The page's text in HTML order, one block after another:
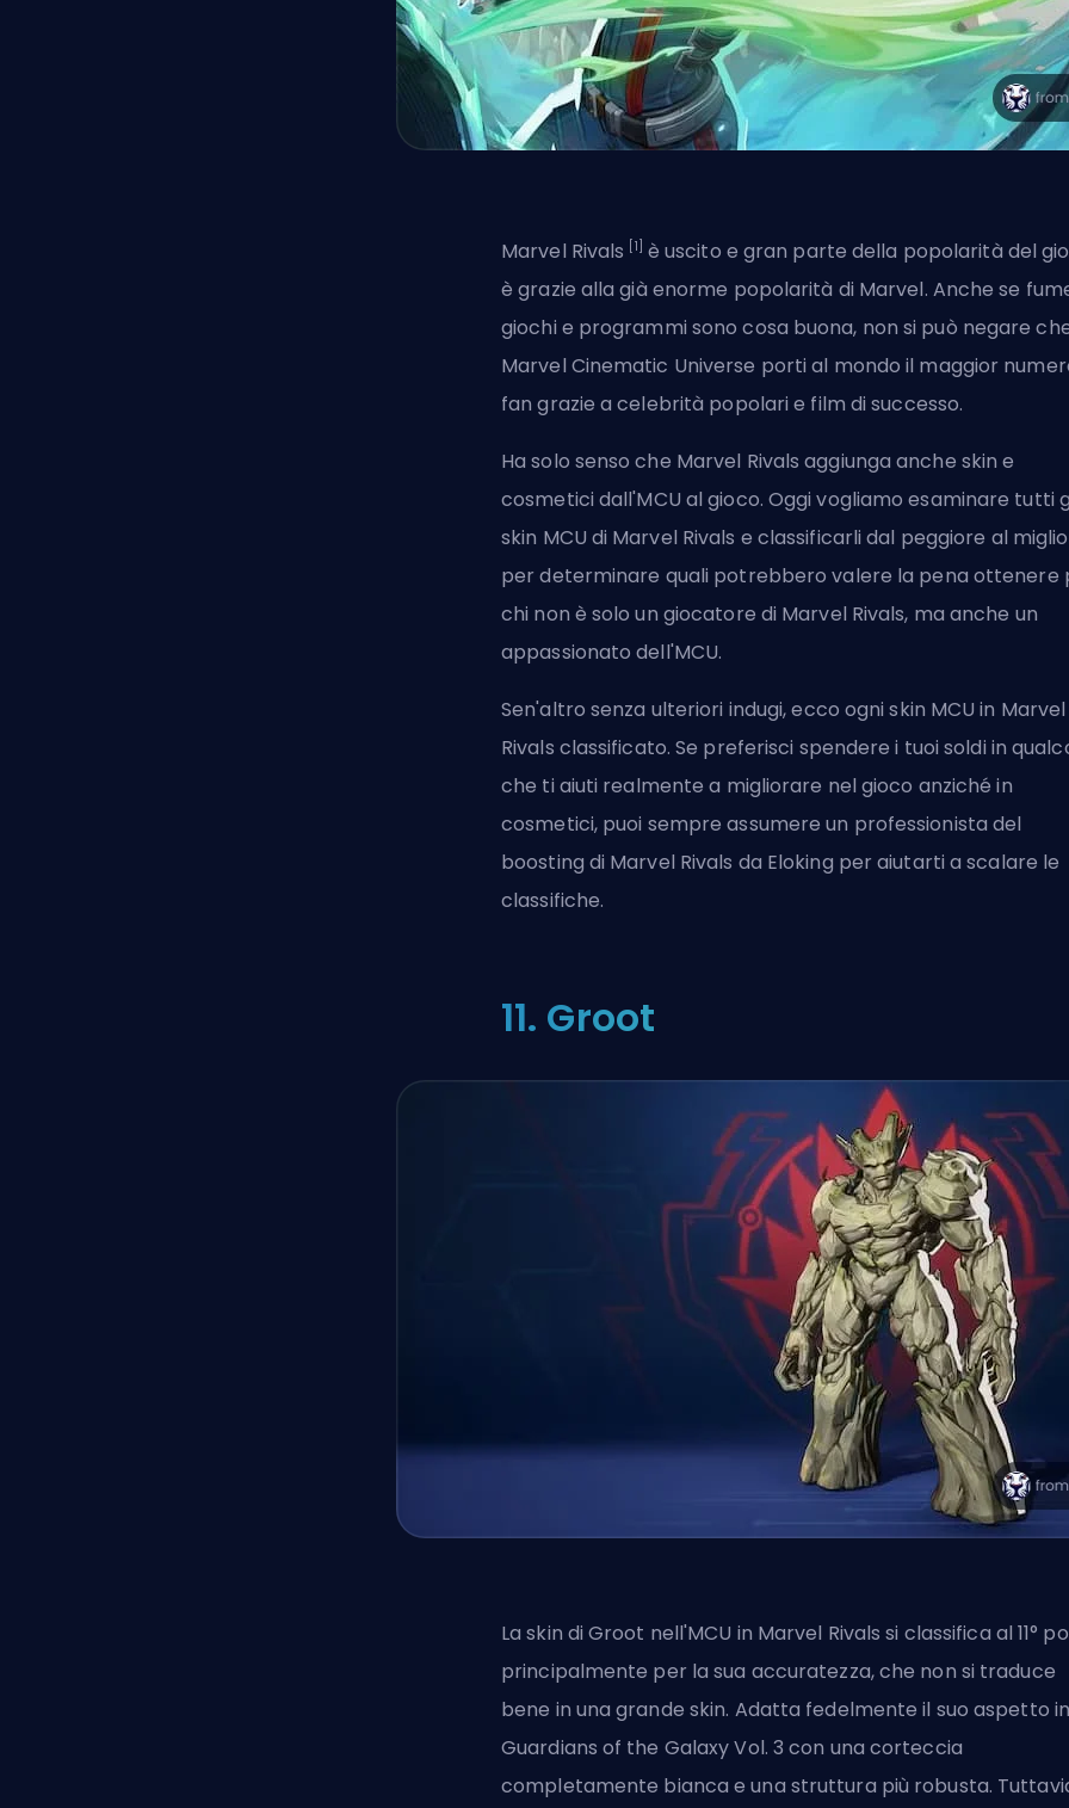
Marvel Rivals [1] è uscito e gran parte della popolarità del
è grazie alla già enorme popolarità di Marvel. Anche se
giochi e programmi sono cosa buona, non si può negare
Marvel Cinematic Universe porti al mondo il maggior
fan grazie a celebrità popolari e film di successo.
Ha solo senso che Marvel Rivals aggiunga anche skine
cosmetici dall'MCU al gioco. Oggi vogliamo esaminare tutti
skin MCU di Marvel Rivals e classificarli dal peggiore al
per determinare quali potrebbero valere la pena ottenere
chi non è solo un giocatore di Marvel Rivals, ma anche un
appassionato dell'MCU.
Sen'altro senza ulteriori indugi, ecco ogni skin MCU in Marvel
Rivals classificato. Se preferisci spendere i tuoi soldi in
che ti aiuti realmente a migliorare nel gioco anziché in
cosmetici, puoi sempreassumere un professionista del
boosting di Marvel Rivals da Eloking per aiutarti a scalare le
classifiche.
11. Groot
La skin di Groot nell'MCU in Marvel Rivals si classifica al 11°
principalmente per la sua accuratezza, che non si traduce
bene in una grande skin. Adatta fedelmente il suo aspetto in
Guardians of the Galaxy Vol. 3 con una corteccia
completamente bianca e una struttura più robusta.